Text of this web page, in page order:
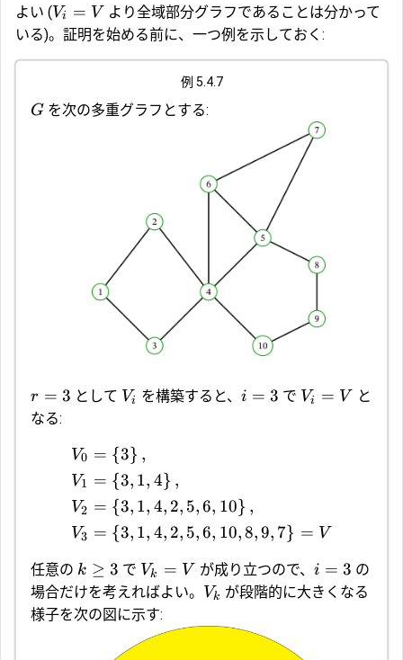
よい (Vi = V より全域部分グラフであることは分かって
いる)。証明を始める前に、一つ例を示しておく:
例 5.4.7
G を次の多重グラフとする:
r = 3 として Vi を構築すると、 i = 3 で Vi = V
と
なる:
V0
V1
V2
V3
= {3} ,
= {3, 1, 4} ,
= {3, 1, 4, 2, 5,6, 10} ,
= {3, 1, 4, 2, 5,6, 10,8,9, 7} = V
任意の k ≥ 3 で Vk = V が成り立つので、 i = 3 の
場合だけを考えればよい。
Vk が段階的に大きくなる
様子を次の図に示す: